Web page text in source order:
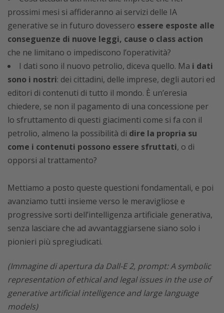
prossimi mesi si affideranno ai servizi delle IA
generative se in futuro dovessero essere esposte alle
conseguenze di nuove leggi, cause o class action
che ne limitano o impediscono l’operatività?
I dati sono il nuovo petrolio, diceva quello. Ma i dati
sono i nostri: dei cittadini, delle imprese, degli autori ed
editori di contenuti di tutto il mondo. È un’eresia
chiedere, se non il pagamento di una concessione per
lo sfruttamento di questi giacimenti come si fa con il
petrolio, almeno la possibilità di dire la propria su
come i contenuti possono essere sfruttati, o di
opporsi al trattamento?
Mettiamo a posto queste questioni fondamentali, e poi
avanziamo tutti insieme verso le meravigliose e
progressive sorti dell’intelligenza artificiale generativa,
senza lasciare che ad avvantaggiarsene siano solo i
pionieri più spregiudicati.
(Immagine di apertura da Dall-E 2, prompt: A symbolic
representation of ethical and legal issues in the use of
generative artificial intelligence and large language
models)